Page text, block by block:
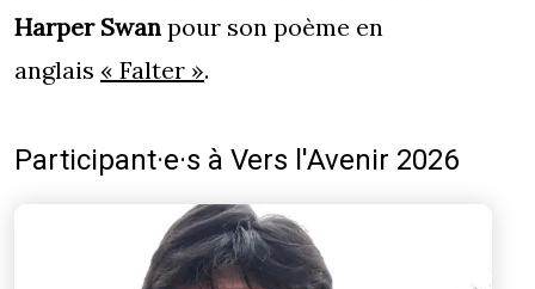
Harper Swan pour son poème en
anglais « Falter ».
Participant·e·s à Vers l'Avenir 2026